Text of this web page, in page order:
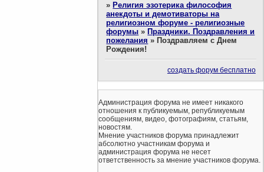
» Религия эзотерика философия
анекдоты и демотиваторы на
религиозном форуме - религиозные
форумы » Праздники. Поздравления и
пожелания » Поздравляем с Днем
Рождения!
создать форум бесплатно
Администрация форума не имеет никакого
отношения к публикуемым, републикуемым
сообщениям, видео, фотографиям, статьям,
новостям.
Мнение участников форума принадлежит
абсолютно участникам форума и
администрация форума не несет
ответственность за мнение участников форума.